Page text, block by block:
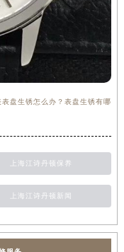
盘生锈怎么办？表盘生锈有哪
上海江诗丹顿保养
上海江诗丹顿新闻